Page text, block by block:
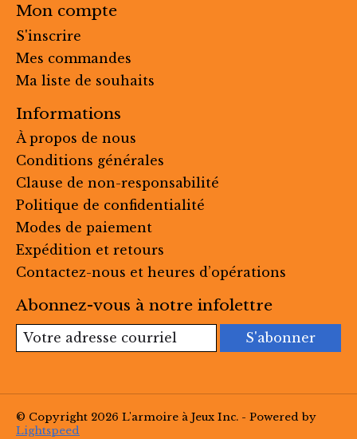
Mon compte
S'inscrire
Mes commandes
Ma liste de souhaits
Informations
À propos de nous
Conditions générales
Clause de non-responsabilité
Politique de confidentialité
Modes de paiement
Expédition et retours
Contactez-nous et heures d’opérations
Abonnez-vous à notre infolettre
S'abonner
© Copyright 2026 L'armoire à Jeux Inc. - Powered by
Lightspeed